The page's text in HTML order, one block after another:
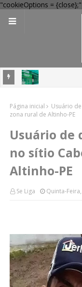
"cookieOptions = {close};"
compras
Página inicial
Usuário
zona rural de Altinho-PE
Usuário de
no sítio
Altinho-PE
Se Liga Quinta-